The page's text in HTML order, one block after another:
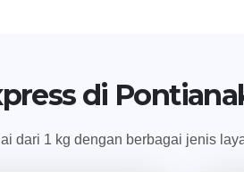
di
dari 1 kg dengan berbagai jenis